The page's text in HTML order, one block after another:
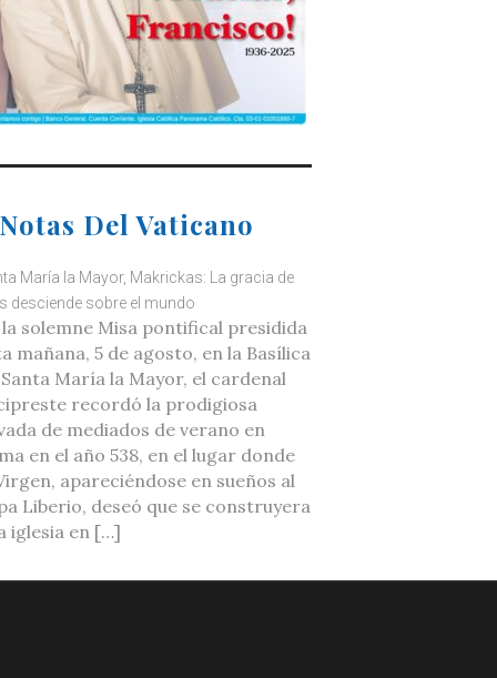
Del Vaticano
María la Mayor, Makrickas: La gracia de
desciende sobre el mundo
solemne Misa pontifical presidida
mañana, 5 de agosto, en la Basílica
María la Mayor, el cardenal
recordó la prodigiosa
de mediados de verano en
en el año 538, en el lugar donde
apareciéndose en sueños al
Liberio, deseó que se construyera
iglesia en […]